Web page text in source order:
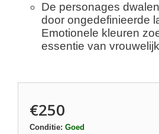
De personages
door ongedefinieerde
Emotionele kleuren
essentie van
€250
Conditie: Goed